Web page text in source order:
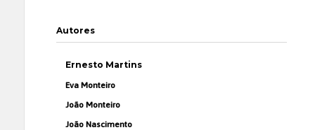
Autores
Ernesto Martins
Eva Monteiro
João Monteiro
João Nascimento